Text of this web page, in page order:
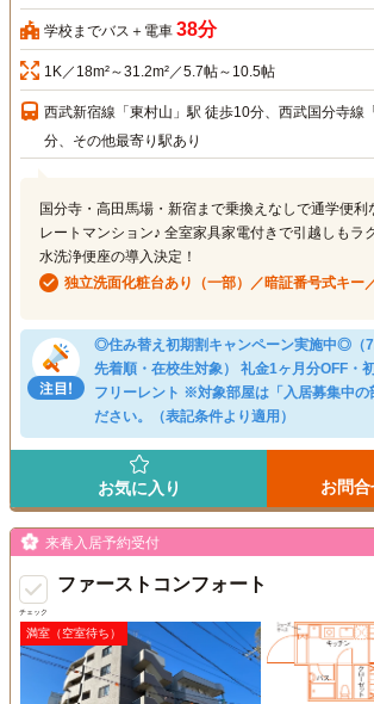
学校までバス＋電車 38分
1K／18m²～31.2m²／5.7帖～10.5帖
西武新宿線「東村山」駅 徒歩10分、西武国分寺線
分、その他最寄り駅あり
国分寺・高田馬場・新宿まで乗換えなしで通学便利
レートマンション♪ 全室家具家電付きで引越しも
水洗浄便座の導入決定！
独立洗面化粧台あり（一部）／暗証番号式キー
◎住み替え初期割キャンペーン実施中◎（
先着順・在校生対象） 礼金1ヶ月分OFF・
フリーレント ※対象部屋は「入居募集中の
ださい。（表記条件より適用）
お気に入り お問
チェック
来春入居予約受付
ファーストコンフォート
満室（空室待ち）